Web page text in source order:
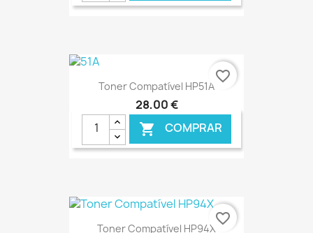
Toner Compatível HP51A
28,00 €
 COMPRAR
€ ONLINE
favorite_border
Toner Compatível HP94X
favorite_border